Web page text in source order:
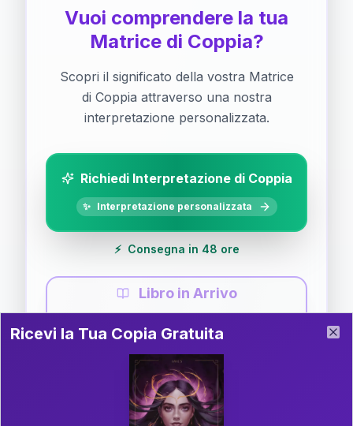
Vuoi comprendere la tua
Matrice di Coppia?
Scopri il significato della vostra Matrice
di Coppia attraverso una nostra
interpretazione personalizzata.
Richiedi Interpretazione di Coppia
✨ Interpretazione personalizzata
⚡ Consegna in 48 ore
Libro in Arrivo
Guida completa di Coppia
Il libro è in fase di scrittura. Iscriviti alla newsletter
per ricevere aggiornamenti!
Ricevi la Tua Copia Gratuita del Libro
Ricevi la Tua Copia Gratuita